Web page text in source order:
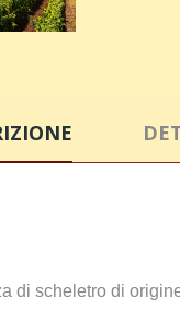
di scheletro di